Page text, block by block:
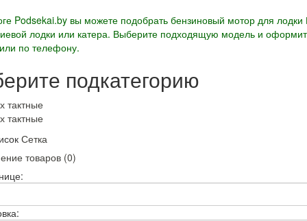
Podsekai.by вы можете подобрать бензиновый мотор для
лодки или катера. Выберите подходящую модель и
по телефону.
подкатегорию
тактные
тактные
Сетка
товаров (0)